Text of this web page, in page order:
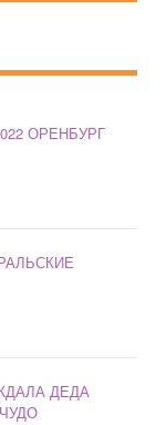
ОРЕНБУРГ
ДЕДА